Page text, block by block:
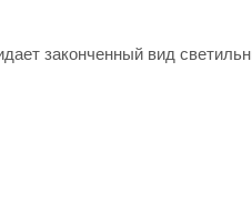
законченный вид